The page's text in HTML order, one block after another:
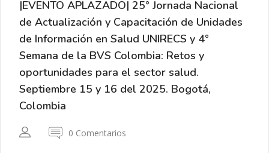
|EVENTO APLAZADO| 25° Jornada Nacional
de Actualización y Capacitación de Unidades
de Información en Salud UNIRECS y 4°
Semana de la BVS Colombia: Retos y
oportunidades para el sector salud.
Septiembre 15 y 16 del 2025. Bogotá,
Colombia
0 Comentarios